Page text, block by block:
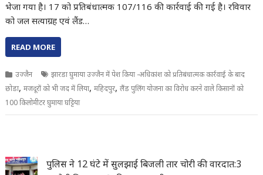
भेजा गया है। 17 को प्रतिबंधात्मक 107/116 की कार्रवाई की गई है। रविवार
को जल सत्याग्रह एवं लैंड…
READ MORE
उज्जैन
झारडा घुमाया उज्जैन में पेश किया -अधिकांश को प्रतिबंधात्मक कार्रवाई के बाद
छोडा,मजदूरों को भी जद में लिया,महिदपुर,लैंड पुलिंग योजना का विरोध करने वाले किसानों को
100 किलोमीटर घुमाया घट्टिया
पुलिस ने 12 घंटे में सुलझाई बिजली तार चोरी की वारदात:3